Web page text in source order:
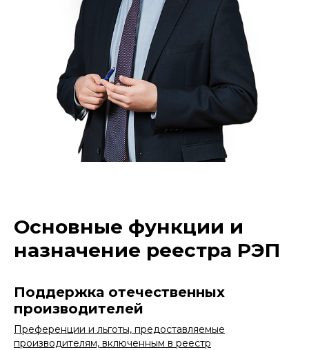
Основные функции и
назначение реестра РЭП
Поддержка отечественных
производителей
Преференции и льготы, предоставляемые
производителям, включенным в реестр